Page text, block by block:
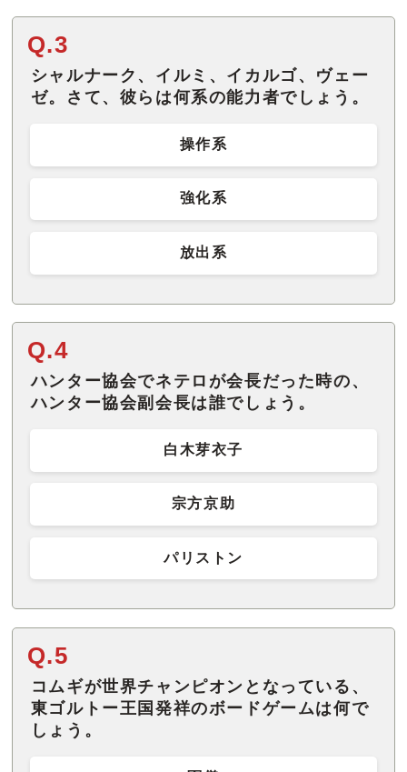
Q.3
シャルナーク、イルミ、イカルゴ、ヴェー
ゼ。さて、彼らは何系の能力者でしょう。
操作系
強化系
放出系
Q.4
ハンター協会でネテロが会長だった時の、
ハンター協会副会長は誰でしょう。
白木芽衣子
宗方京助
パリストン
Q.5
コムギが世界チャンピオンとなっている、
東ゴルトー王国発祥のボードゲームは何で
しょう。